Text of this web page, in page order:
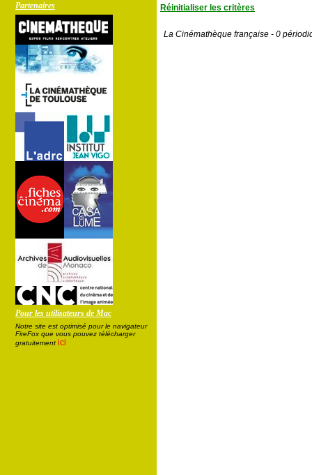
Partenaires
Pour les utilisateurs de Mac
Notre site est optimisé pour le navigateur
FireFox que vous pouvez télécharger
gratuitement ici
Réinitialiser les critères
La Cinémathèque française - 0